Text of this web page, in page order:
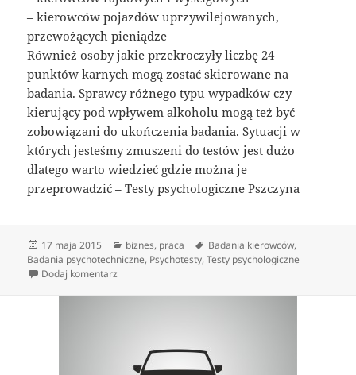
– kierowców pojazdów uprzywilejowanych,
przewożących pieniądze
Również osoby jakie przekroczyły liczbę 24
punktów karnych mogą zostać skierowane na
badania. Sprawcy różnego typu wypadków czy
kierujący pod wpływem alkoholu mogą też być
zobowiązani do ukończenia badania. Sytuacji w
których jesteśmy zmuszeni do testów jest dużo
dlatego warto wiedzieć gdzie można je
przeprowadzić – Testy psychologiczne Pszczyna
Data
publikacji
17 maja 2015 Kategorie
biznes, praca Tagi
Badania kierowców,
Badania psychotechniczne, Psychotesty,Testy psychologiczne
Dodaj komentarz